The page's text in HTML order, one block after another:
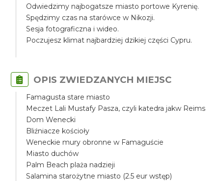
Odwiedzimy najbogatsze miasto portowe Kyrenię.
Spędzimy czas na starówce w Nikozji.
Sesja fotograficzna i wideo.
Poczujesz klimat najbardziej dzikiej części Cypru.
OPIS ZWIEDZANYCH MIEJSC
Famagusta stare miasto
Meczet Lali Mustafy Pasza, czyli katedra jakw Reims
Dom Wenecki
Bliźniacze kościoły
Weneckie mury obronne w Famaguście
Miasto duchów
Palm Beach plaża nadzieji
Salamina starożytne miasto (2.5 eur wstęp)